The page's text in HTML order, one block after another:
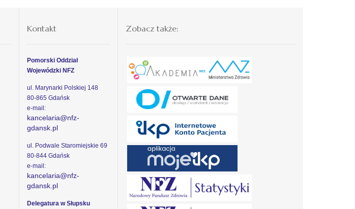
Kontakt
Pomorski Oddział
Wojewódzki NFZ
ul. Marynarki Polskiej 148
80-865 Gdańsk
e-mail:
kancelaria@nfz-
gdansk.pl
ul. Podwale Staromiejskie 69
80-844 Gdańsk
e-mail:
kancelaria@nfz-
gdansk.pl
Delegatura w Słupsku
Zobacz także: